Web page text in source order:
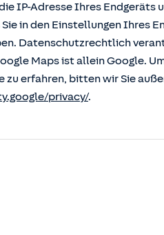
IP-Adresse Ihres
in den Einstellungen Ihres
Datenschutzrechtlich
Maps ist allein Google.
zu erfahren, bitten wir Sie
privacy/.